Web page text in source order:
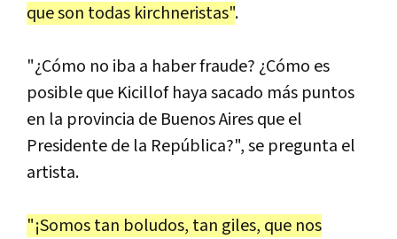
que son todas kirchneristas".
"¿Cómo no iba a haber fraude? ¿Cómo es
posible que Kicillof haya sacado más puntos
en la provincia de Buenos Aires que el
Presidente de la República?", se pregunta el
artista.
"¡Somos tan boludos, tan giles, que nos